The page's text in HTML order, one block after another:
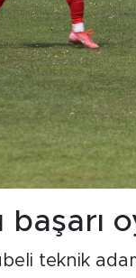
başarı
teknik